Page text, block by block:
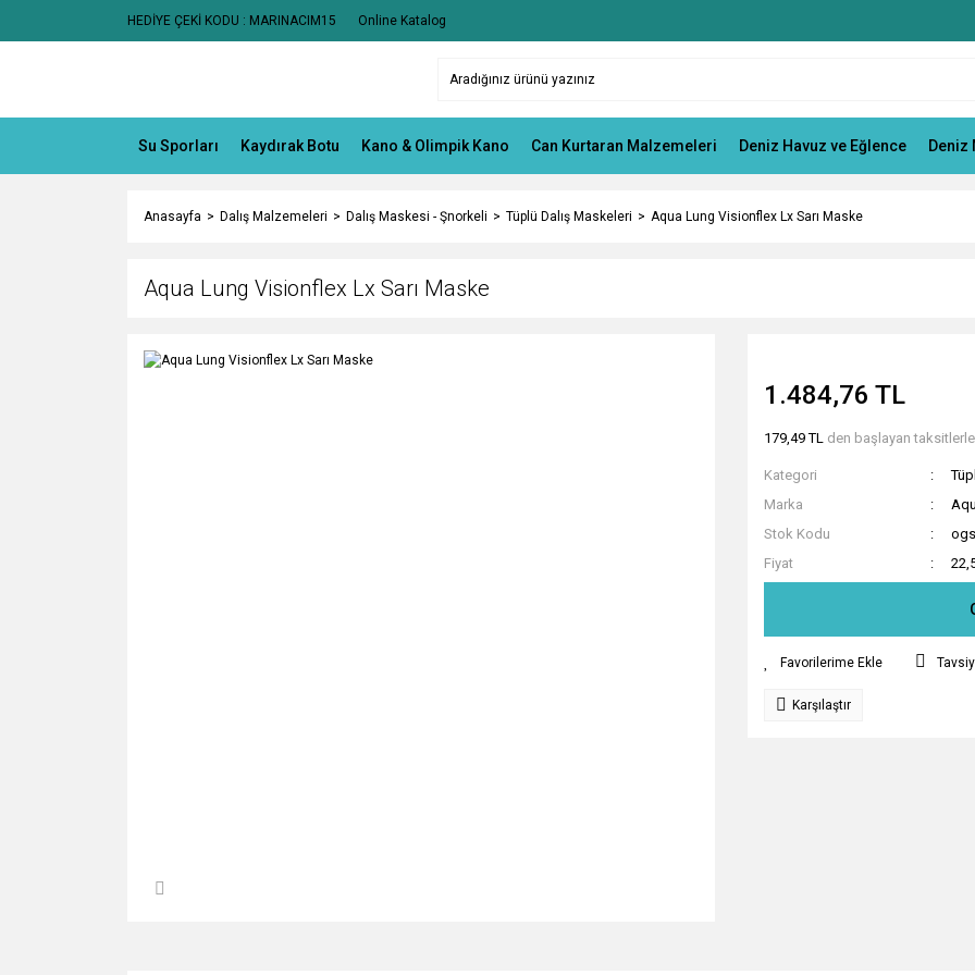
HEDİYE ÇEKİ KODU : MARINACIM15 Online Katalog
Su Sporları Kaydırak Botu Kano & Olimpik Kano Can Kurtaran Malzemeleri Deniz Havuz ve Eğlence Deniz
Anasayfa Dalış Malzemeleri Dalış Maskesi - Şnorkeli Tüplü Dalış Maskeleri Aqua Lung Visionflex Lx Sarı Maske
Aqua Lung Visionflex Lx Sarı Maske
1.484,76 TL
179,49 TL den başlayan
Kategori
Marka
Stok Kodu
Fiyat
Karşılaştır